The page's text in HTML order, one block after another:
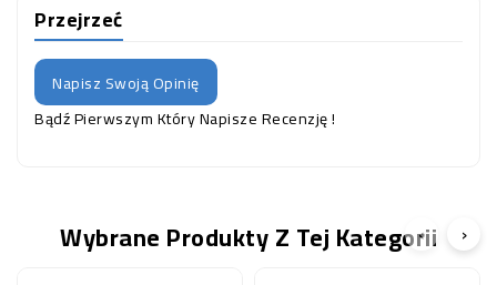
Przejrzeć
Napisz Swoją Opinię
Bądź Pierwszym Który Napisze Recenzję !
Wybrane Produkty Z Tej Kategorii
‹ ›